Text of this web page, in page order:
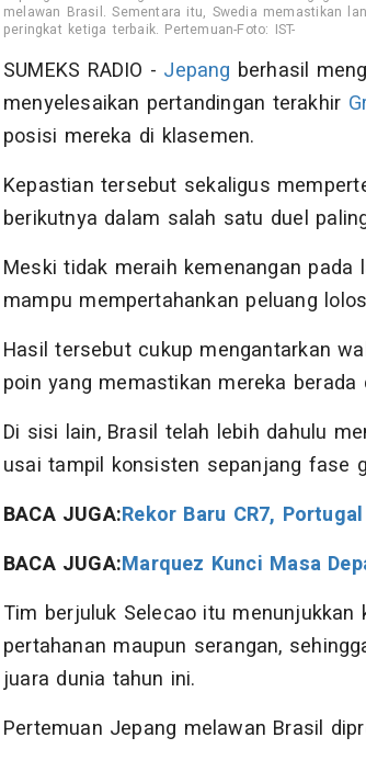
melawan Brasil. Sementara itu, Swedia memastikan
peringkat ketiga terbaik. Pertemuan-Foto: IST-
SUMEKS RADIO - Jepang berhasil
menyelesaikan pertandingan terakhir
posisi mereka di klasemen.
Kepastian tersebut sekaligus
berikutnya dalam salah satu duel
Meski tidak meraih kemenangan
mampu mempertahankan peluang
Hasil tersebut cukup mengantarkan
poin yang memastikan mereka berada
Di sisi lain, Brasil telah lebih dahulu
usai tampil konsisten sepanjang fase
BACA JUGA:Rekor Baru CR7,
BACA JUGA:Marquez Kunci Masa
Tim berjuluk Selecao itu
pertahanan maupun serangan,
juara dunia tahun ini.
Pertemuan Jepang melawan Brasil